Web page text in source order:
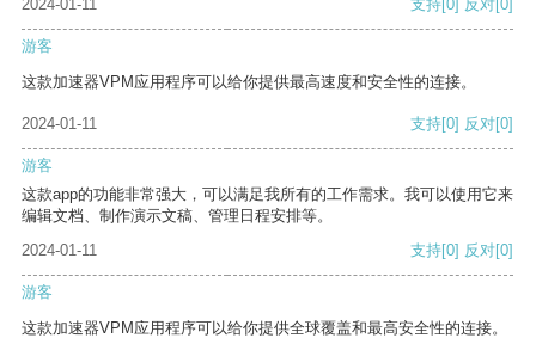
2024-01-11
支持[0] 反对[0]
游客
这款加速器VPM应用程序可以给你提供最高速度和安全性的连接。
2024-01-11 支持[0] 反对[0]
游客
这款app的功能非常强大，可以满足我所有的工作需求。我可以使用它来
编辑文档、制作演示文稿、管理日程安排等。
2024-01-11
支持[0] 反对[0]
游客
这款加速器VPM应用程序可以给你提供全球覆盖和最高安全性的连接。